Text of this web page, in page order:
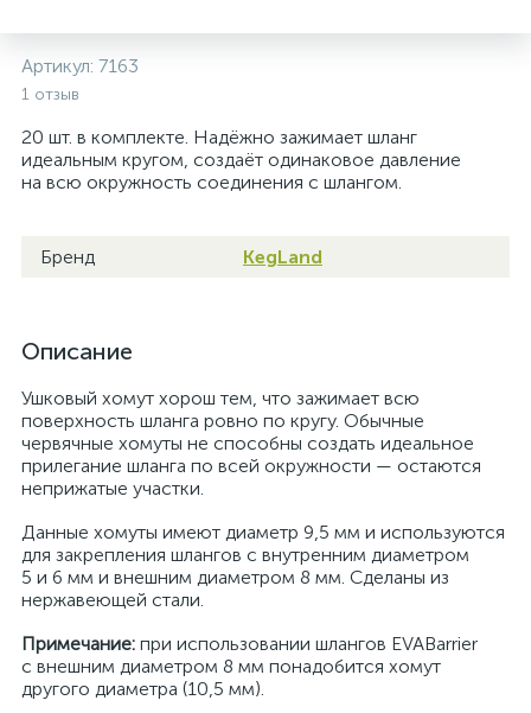
Артикул: 7163
1 отзыв
20 шт. в комплекте. Надёжно зажимает шланг
идеальным кругом, создаёт одинаковое давление
на всю окружность соединения с шлангом.
Бренд KegLand
Описание
Ушковый хомут хорош тем, что зажимает всю
поверхность шланга ровно по кругу. Обычные
червячные хомуты не способны создать идеальное
прилегание шланга по всей окружности — остаются
неприжатые участки.
Данные хомуты имеют диаметр 9,5 мм и используются
для закрепления шлангов с внутренним диаметром
5 и 6 мм и внешним диаметром 8 мм. Сделаны из
нержавеющей стали.
Примечание: при использовании шлангов EVABarrier
с внешним диаметром 8 мм понадобится хомут
другого диаметра (10,5 мм).